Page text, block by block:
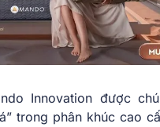
Innovation được
trong phân khúc cao